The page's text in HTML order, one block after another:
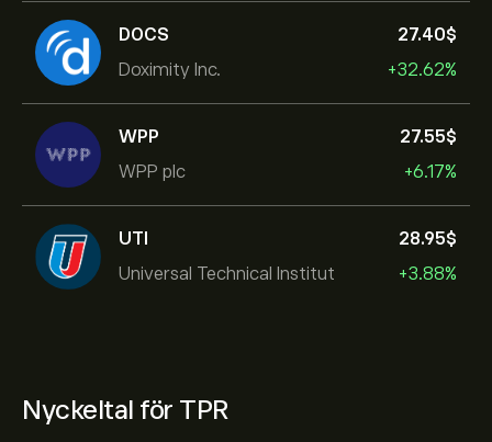
DOCS
Doximity Inc.
27.40‎$‎
+32.62%
WPP
WPP plc
27.55‎$‎
+6.17%
UTI
Universal Technical Institut
28.95‎$‎
+3.88%
Nyckeltal för TPR